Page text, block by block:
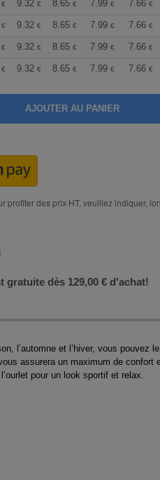
€ 9.32 € 8.65 € 7.99 € 7.66 €
€ 9.32 € 8.65 € 7.99 € 7.66 €
€ 9.32 € 8.65 € 7.99 € 7.66 €
€ 9.32 € 8.65 € 7.99 € 7.66 €
profiter des prix HT, veuillez indiquer,
gratuite dès 129,00 € d'achat!
l’automne et l’hiver, vous pouvez
assurera un maximum de confort
pour un look sportif et relax.